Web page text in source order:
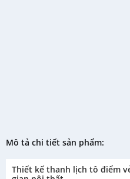
Mô tả chi tiết sản phẩm:
Thiết kế thanh lịch tô điểm